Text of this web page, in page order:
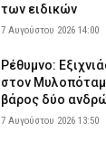
των ειδικών
7 Αυγούστου 2026 14:00
Ρέθυμνο:
στον
βάρος δύο
7 Αυγούστου 2026 13:50